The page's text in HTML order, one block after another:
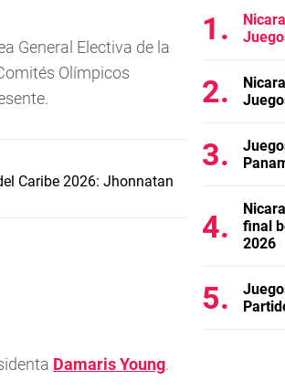
General Electiva de la
Olímpicos
Caribe 2026: Jhonnatan
Damaris Young.
final
2026